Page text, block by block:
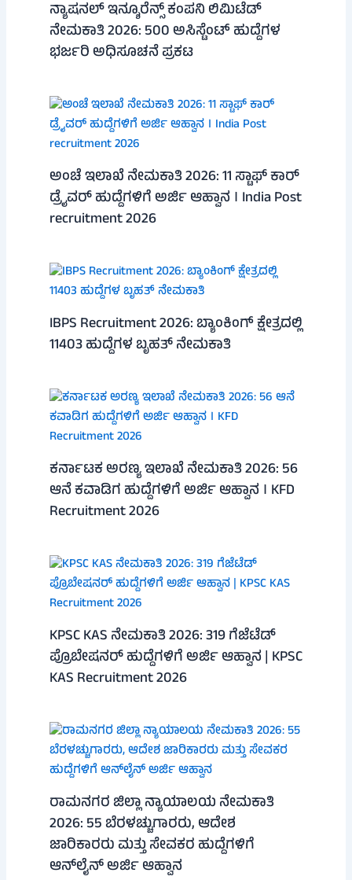
ನ್ಯಾಷನಲ್ ಇನ್ಶೂರೆನ್ಸ್ ಕಂಪನಿ ಲಿಮಿಟೆಡ್
ನೇಮಕಾತಿ 2026: 500 ಅಸಿಸ್ಟೆಂಟ್ ಹುದ್ದೆಗಳ
ಭರ್ಜರಿ ಅಧಿಸೂಚನೆ ಪ್ರಕಟ
ಅಂಚೆ ಇಲಾಖೆ ನೇಮಕಾತಿ 2026: 11 ಸ್ಟಾಫ್ ಕಾರ್
ಡ್ರೈವರ್ ಹುದ್ದೆಗಳಿಗೆ ಅರ್ಜಿ ಆಹ್ವಾನ । India Post
recruitment 2026
IBPS Recruitment 2026: ಬ್ಯಾಂಕಿಂಗ್ ಕ್ಷೇತ್ರದಲ್ಲಿ
11403 ಹುದ್ದೆಗಳ ಬೃಹತ್ ನೇಮಕಾತಿ
ಕರ್ನಾಟಕ ಅರಣ್ಯ ಇಲಾಖೆ ನೇಮಕಾತಿ 2026: 56
ಆನೆ ಕವಾಡಿಗ ಹುದ್ದೆಗಳಿಗೆ ಅರ್ಜಿ ಆಹ್ವಾನ । KFD
Recruitment 2026
KPSC KAS ನೇಮಕಾತಿ 2026: 319 ಗೆಜೆಟೆಡ್
ಪ್ರೊಬೇಷನರ್ ಹುದ್ದೆಗಳಿಗೆ ಅರ್ಜಿ ಆಹ್ವಾನ | KPSC
KAS Recruitment 2026
ರಾಮನಗರ ಜಿಲ್ಲಾ ನ್ಯಾಯಾಲಯ ನೇಮಕಾತಿ
2026: 55 ಬೆರಳಚ್ಚುಗಾರರು, ಆದೇಶ
ಜಾರಿಕಾರರು ಮತ್ತು ಸೇವಕರ ಹುದ್ದೆಗಳಿಗೆ
ಆನ್‌ಲೈನ್ ಅರ್ಜಿ ಆಹ್ವಾನ